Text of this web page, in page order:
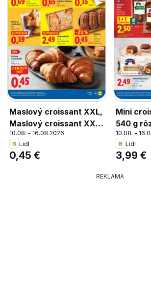
Maslový croissant XXL,
Maslový croissant XXL
74 g
10.08. - 16.08.2026
Lidl
0,45 €
Mini
540 g
= 7,39)
10.08. -
Lidl
3,99 €
REKLAMA